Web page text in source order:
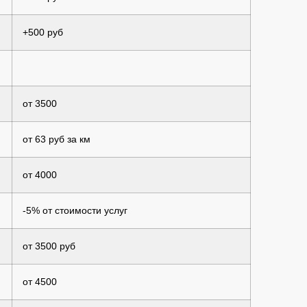
+500 руб
от 3500
от 63 руб за км
от 4000
-5% от стоимости услуг
от 3500 руб
от 4500